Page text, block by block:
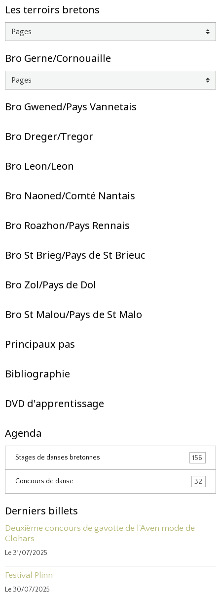
Les terroirs bretons
Bro Gerne/Cornouaille
Bro Gwened/Pays Vannetais
Bro Dreger/Tregor
Bro Leon/Leon
Bro Naoned/Comté Nantais
Bro Roazhon/Pays Rennais
Bro St Brieg/Pays de St Brieuc
Bro Zol/Pays de Dol
Bro St Malou/Pays de St Malo
Principaux pas
Bibliographie
DVD d'apprentissage
Agenda
Stages de danses bretonnes 156
Concours de danse 32
Derniers billets
Deuxième concours de gavotte de l'Aven mode de
Clohars
Le 31/07/2025
Festival Plinn
Le 30/07/2025